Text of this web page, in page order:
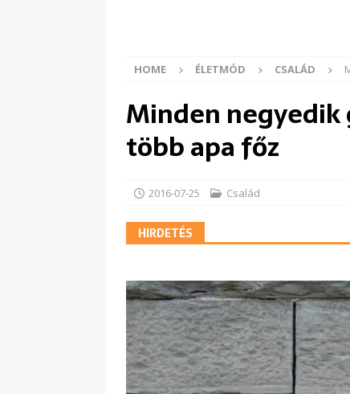
HOME ÉLETMÓD CSALÁD
Minden negyedik
több apa főz
2016-07-25 Család
HIRDETÉS